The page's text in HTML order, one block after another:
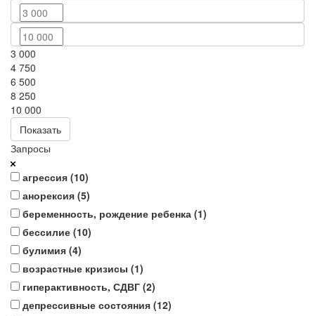
3 000
4 750
6 500
8 250
10 000
Показать
Запросы
агрессия (10)
анорексия (5)
беременность, рождение ребенка (1)
бессилие (10)
булимия (4)
возрастные кризисы (1)
гиперактивность, СДВГ (2)
депрессивные состояния (12)